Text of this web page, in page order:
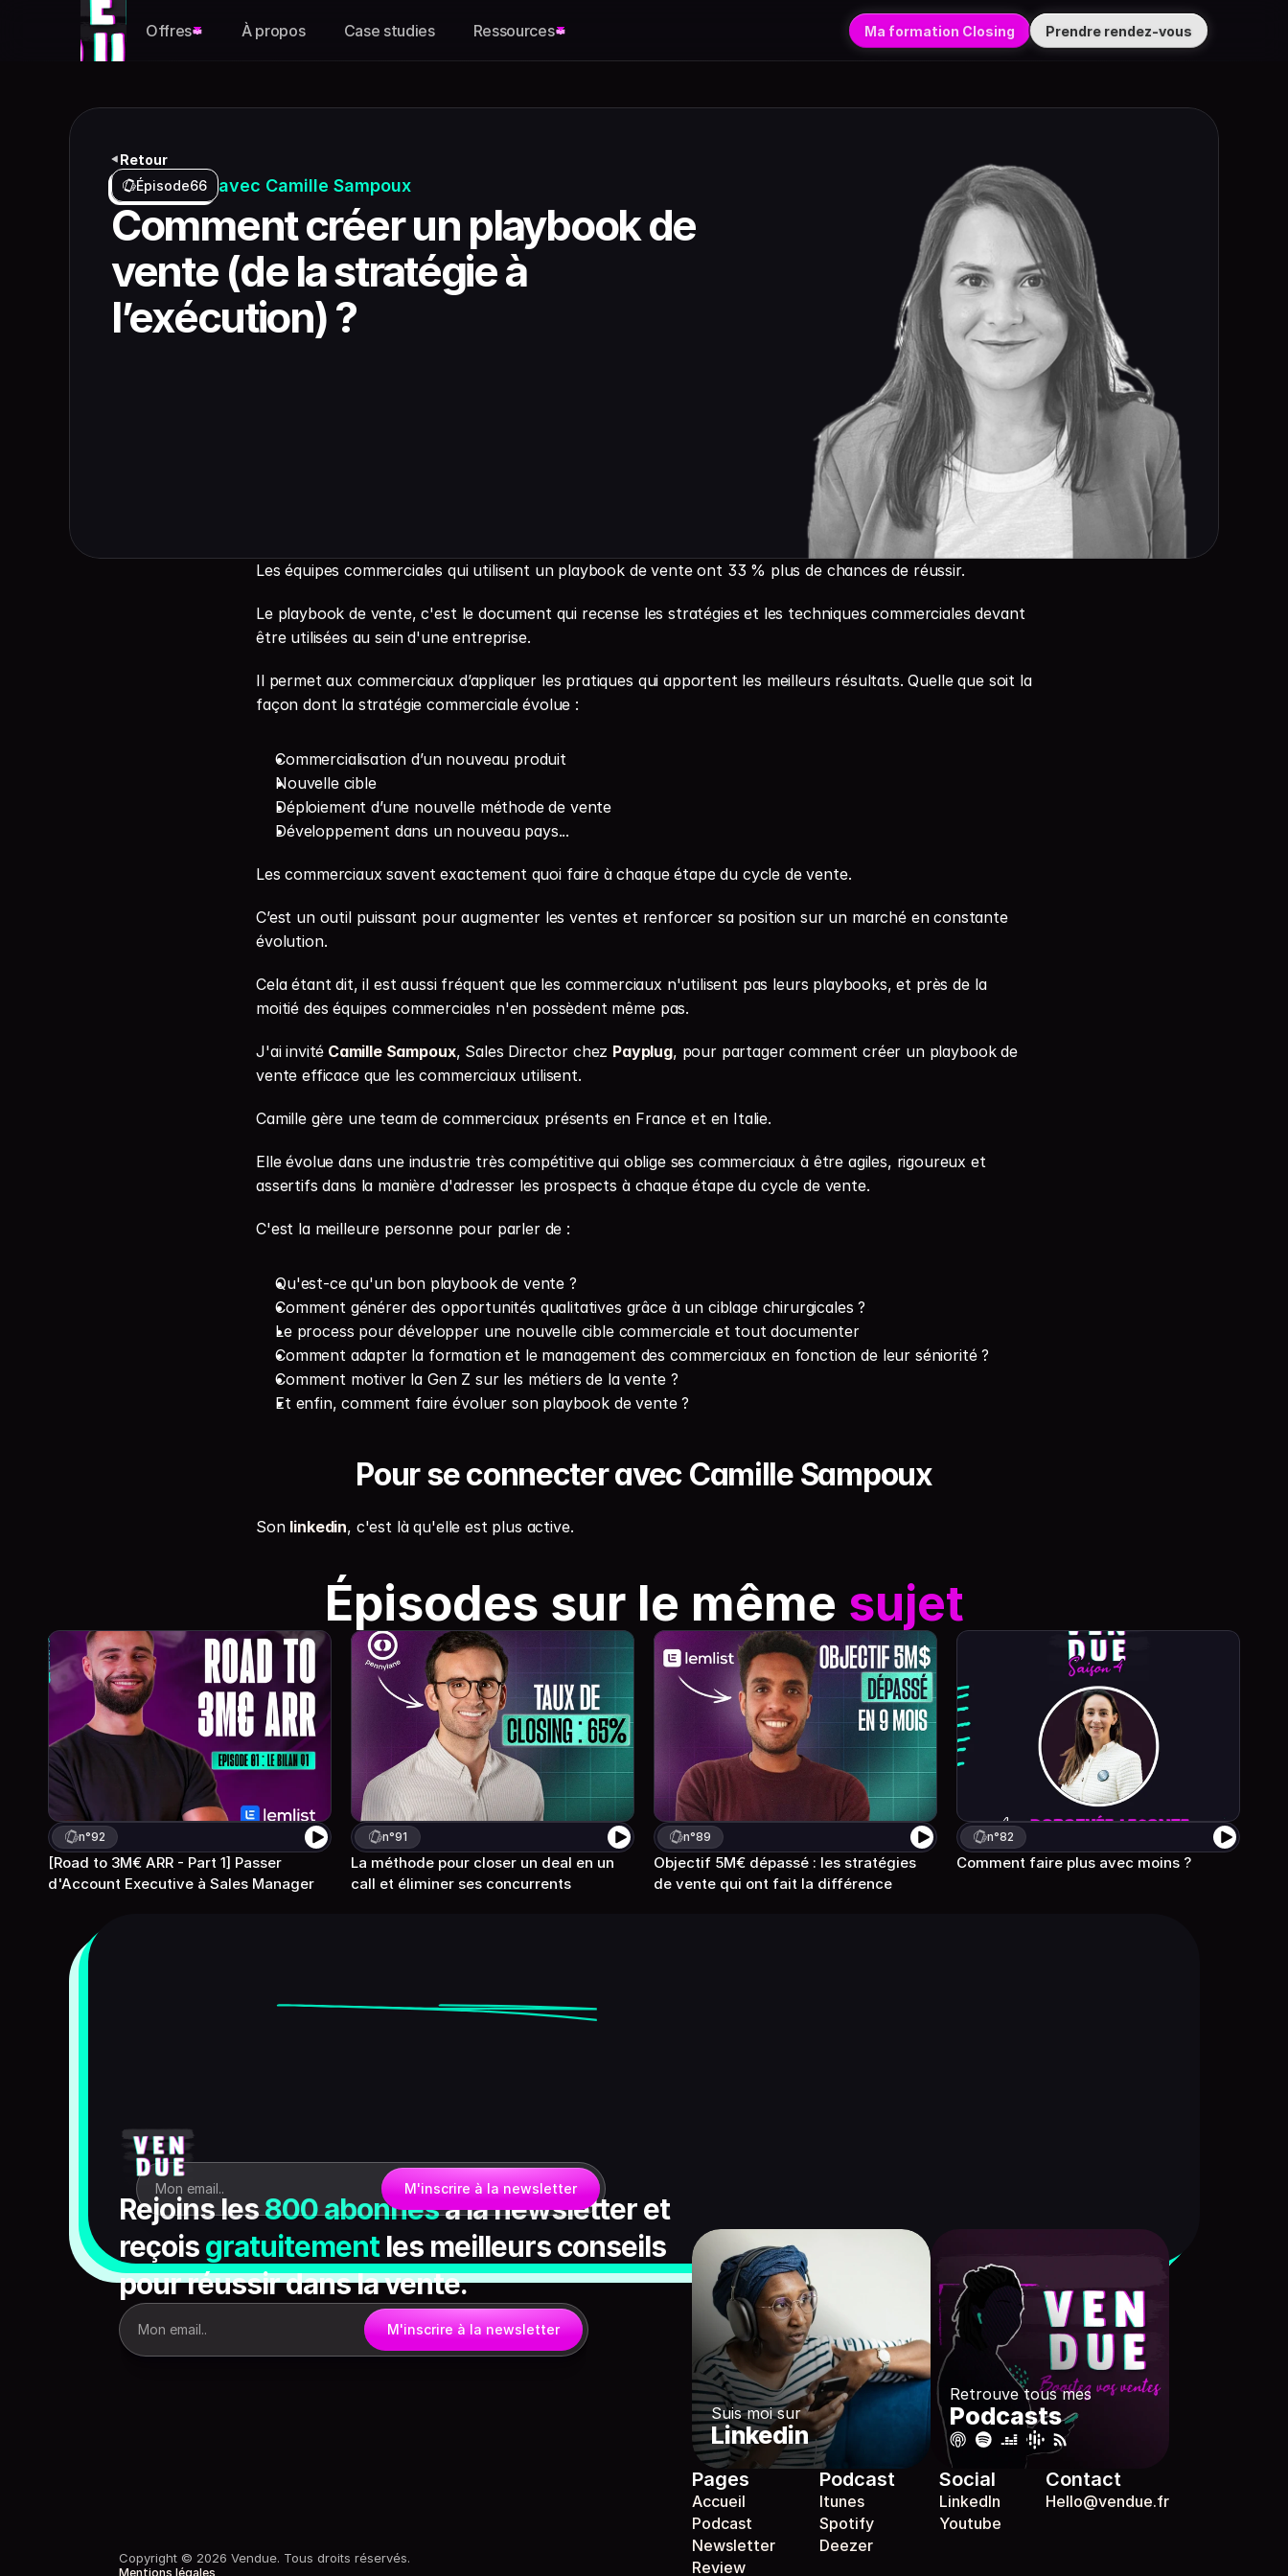
Offres À propos Case studies Ressources Ma formation Closing Prendre rendez-vous
Retour
Épisode66 avec Camille Sampoux
Comment créer un playbook de
vente (de la stratégie à
l’exécution) ?
Les équipes commerciales qui utilisent un playbook de vente ont 33 % plus de chances de réussir.
Le playbook de vente, c'est le document qui recense les stratégies et les techniques commerciales devant
être utilisées au sein d'une entreprise.
Il permet aux commerciaux d’appliquer les pratiques qui apportent les meilleurs résultats. Quelle que soit la
façon dont la stratégie commerciale évolue :
Commercialisation d’un nouveau produit
Nouvelle cible
Déploiement d’une nouvelle méthode de vente
Développement dans un nouveau pays...
Les commerciaux savent exactement quoi faire à chaque étape du cycle de vente.
C’est un outil puissant pour augmenter les ventes et renforcer sa position sur un marché en constante
évolution.
Cela étant dit, il est aussi fréquent que les commerciaux n'utilisent pas leurs playbooks, et près de la
moitié des équipes commerciales n'en possèdent même pas.
J'ai invité ⁠Camille Sampoux, Sales Director chez Payplug, pour partager comment créer un playbook de
vente efficace que les commerciaux utilisent.
Camille gère une team de commerciaux présents en France et en Italie.
Elle évolue dans une industrie très compétitive qui oblige ses commerciaux à être agiles, rigoureux et
assertifs dans la manière d'adresser les prospects à chaque étape du cycle de vente.
C'est la meilleure personne pour parler de :
Qu'est-ce qu'un bon playbook de vente ?
Comment générer des opportunités qualitatives grâce à un ciblage chirurgicales ?
Le process pour développer une nouvelle cible commerciale et tout documenter
Comment adapter la formation et le management des commerciaux en fonction de leur séniorité ?
Comment motiver la Gen Z sur les métiers de la vente ?
Et enfin, comment faire évoluer son playbook de vente ?
Pour se connecter avec Camille Sampoux
Son linkedin, c'est là qu'elle est plus active.
Épisodes sur le même sujet
n°92
[Road to 3M€ ARR - Part 1] Passer
d'Account Executive à Sales Manager
n°91
La méthode pour closer un deal en un
call et éliminer ses concurrents
n°89
Objectif 5M€ dépassé : les stratégies
de vente qui ont fait la différence
n°82
Comment faire plus avec moins ?
meilleur enclosing
Mon email.. M'inscrire à la newsletter
Rejoins les 800 abonnésà la newsletter et
reçois gratuitement les meilleurs conseils
pourréussir dans la vente.
Mon email.. M'inscrire à la newsletter
Copyright © 2026 Vendue. Tous droits réservés.
Mentions légales
Suis moi sur
Linkedin
Retrouve tous mes
Podcasts
Pages
Accueil
Podcast
Newsletter
Review
Podcast
Itunes
Spotify
Deezer
Social
LinkedIn
Youtube
Contact
Hello@vendue.fr